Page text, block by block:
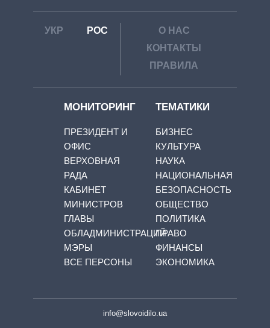
УКР РОС
О НАС
КОНТАКТЫ
ПРАВИЛА
МОНИТОРИНГ
ПРЕЗИДЕНТ И
ОФИС
ВЕРХОВНАЯ
РАДА
КАБИНЕТ
МИНИСТРОВ
ГЛАВЫ
ОБЛАДМИНИСТРАЦИЙ
МЭРЫ
ВСЕ ПЕРСОНЫ
ТЕМАТИКИ
БИЗНЕС
КУЛЬТУРА
НАУКА
НАЦИОНАЛЬНАЯ
БЕЗОПАСНОСТЬ
ОБЩЕСТВО
ПОЛИТИКА
ПРАВО
ФИНАНСЫ
ЭКОНОМИКА
info@slovoidilo.ua